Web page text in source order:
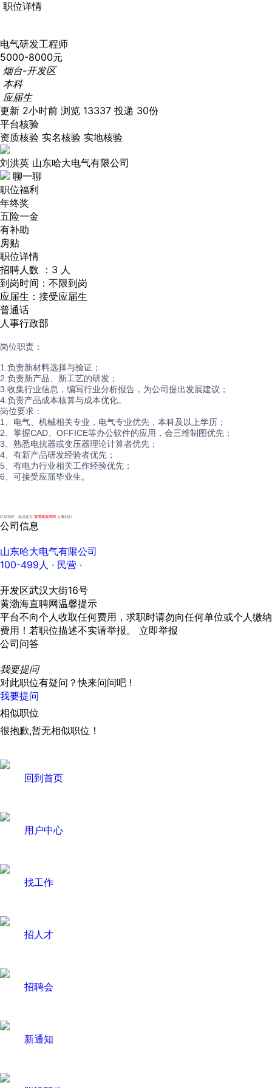
职位详情
电气研发工程师
5000-8000元
烟台-开发区
本科
应届生
更新 2小时前 浏览 13337 投递 30份
平台核验
资质核验 实名核验 实地核验
刘洪英 山东哈大电气有限公司
聊一聊
职位福利
年终奖
五险一金
有补助
房贴
职位详情
招聘人数 ：3 人
到岗时间：不限到岗
应届生：接受应届生
普通话
人事行政部
岗位职责：
1.负责新材料选择与验证；
2.负责新产品、新工艺的研发；
3.收集行业信息，编写行业分析报告，为公司提出发展建议；
4.负责产品成本核算与成本优化。
岗位要求：
1、电气、机械相关专业，电气专业优先，本科及以上学历；
2、掌握CAD、OFFICE等办公软件的应用，会三维制图优先；
3、熟悉电抗器或变压器理论计算者优先；
4、有新产品研发经验者优先；
5、有电力行业相关工作经验优先；
6、可接受应届毕业生。
联系我时，就说是在 黄渤海直聘网 上看到的
公司信息
山东哈大电气有限公司
100-499人 · 民营 ·
开发区武汉大街16号
黄渤海直聘网温馨提示
平台不向个人收取任何费用，求职时请勿向任何单位或个人缴纳
费用！若职位描述不实请举报。 立即举报
公司问答
我要提问
对此职位有疑问？快来问问吧 !
我要提问
相似职位
很抱歉,暂无相似职位！
回到首页
用户中心
找工作
招人才
招聘会
新通知